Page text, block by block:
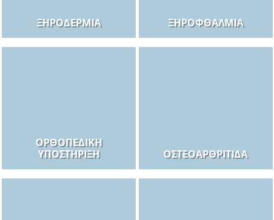
ΞΗΡΟΔΕΡΜΊΑ ΞΗΡΟΦΘΑΛΜΊΑ
ΟΡΘΟΠΕΔΙΚΉ
ΥΠΟΣΤΉΡΙΞΗ
ΟΣΤΕΟΑΡΘΡΊΤΙΔΑ